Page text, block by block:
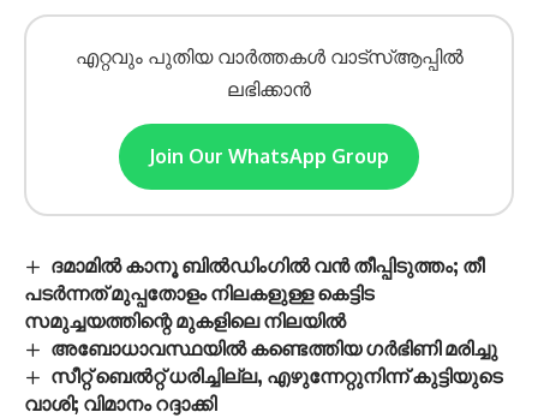
എറ്റവും പുതിയ വാർത്തകൾ വാട്സ്ആപ്പിൽ
ലഭിക്കാൻ
Join Our WhatsApp Group
ദമാമിൽ കാനൂ ബിൽഡിംഗിൽ വൻ തീപ്പിടുത്തം; തീ
പടർന്നത് മുപ്പതോളം നിലകളുള്ള കെട്ടിട
സമുച്ചയത്തിന്റെ മുകളിലെ നിലയിൽ
അബോധാവസ്ഥയിൽ കണ്ടെത്തിയ ഗർഭിണി മരിച്ചു
സീറ്റ് ബെൽറ്റ് ധരിച്ചില്ല, എഴുന്നേറ്റുനിന്ന് കുട്ടിയുടെ
വാശി; വിമാനം റദ്ദാക്കി